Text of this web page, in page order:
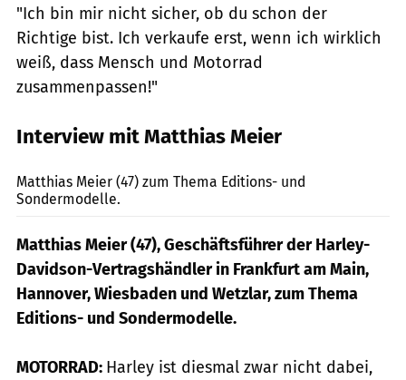
"Ich bin mir nicht sicher, ob du schon der
Richtige bist. Ich verkaufe erst, wenn ich wirklich
weiß, dass Mensch und Motorrad
zusammenpassen!"
Interview mit Matthias Meier
Matthias Meier (47) zum Thema Editions- und
Sondermodelle.
Matthias Meier (47), Geschäftsführer der Harley-
Davidson-Vertragshändler in Frankfurt am Main,
Hannover, Wiesbaden und Wetzlar, zum Thema
Editions- und Sondermodelle.
MOTORRAD: Harley ist diesmal zwar nicht dabei,